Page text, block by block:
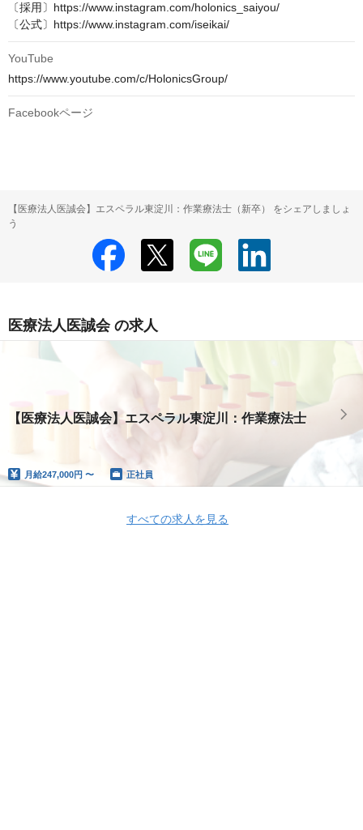
〔採用〕https://www.instagram.com/holonics_saiyou/
〔公式〕https://www.instagram.com/iseikai/
YouTube
https://www.youtube.com/c/HolonicsGroup/
Facebookページ
【医療法人医誠会】エスペラル東淀川：作業療法士（新卒） をシェアしましょ
う
医療法人医誠会 の求人
【医療法人医誠会】エスペラル東淀川：作業療法士
月給247,000円 〜 正社員
すべての求人を見る